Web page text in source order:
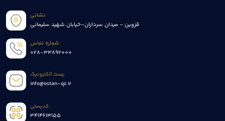
نشانی:
قزوین - میدان سرداران-خیابان شهید سلیمانی
شماره تماس:
028-33892000
پست الکترونیک:
info@ostan-qz.ir
کدپستی:
3414613155